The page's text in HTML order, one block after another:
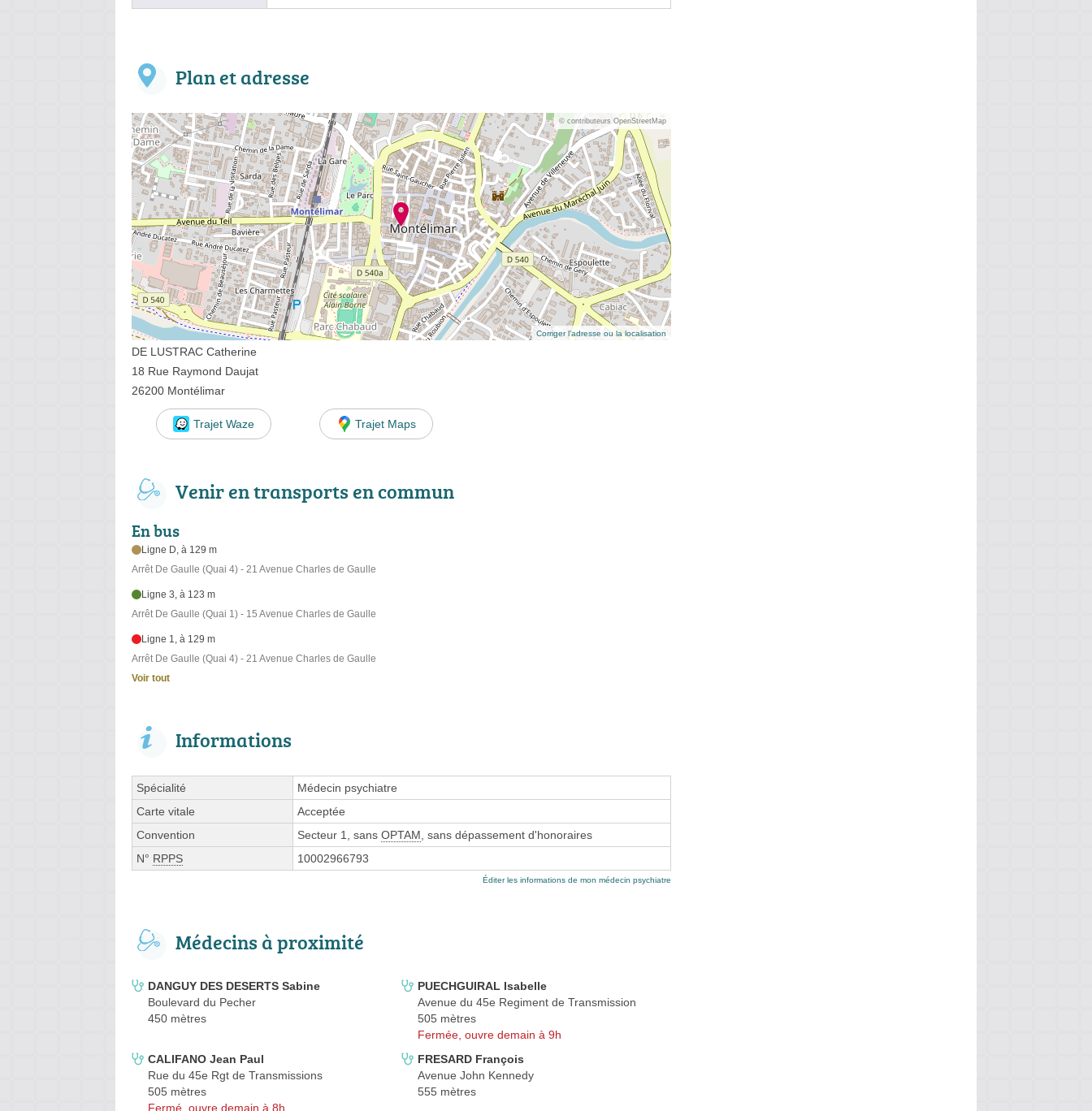
Plan et adresse
© contributeurs OpenStreetMap
Corriger l’adresse ou la localisation
DE LUSTRAC Catherine
18 Rue Raymond Daujat
26200 Montélimar
Trajet Waze Trajet Maps
Venir en transports en commun
En bus
Ligne D, à 129 m
Arrêt De Gaulle (Quai 4) - 21 Avenue Charles de Gaulle
Ligne 3, à 123 m
Arrêt De Gaulle (Quai 1) - 15 Avenue Charles de Gaulle
Ligne 1, à 129 m
Arrêt De Gaulle (Quai 4) - 21 Avenue Charles de Gaulle
Voir tout
Informations
Spécialité
Médecin psychiatre
Carte vitale
Acceptée
Convention
Secteur 1, sans OPTAM , sans dépassement d'honoraires
N° RPPS 10002966793
Éditer les informations de mon médecin psychiatre
Médecins à proximité
DANGUY DES DESERTS Sabine
Boulevard du Pecher
450 mètres
PUECHGUIRAL Isabelle
Avenue du 45e Regiment de Transmission
505 mètres
Fermée, ouvre demain à 9h
CALIFANO Jean Paul
Rue du 45e Rgt de Transmissions
505 mètres
Fermé, ouvre demain à 8h
FRESARD François
Avenue John Kennedy
555 mètres